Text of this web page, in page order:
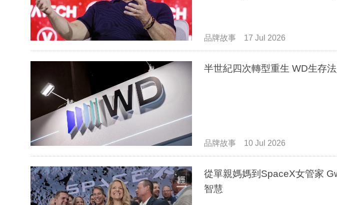
品牌故事 17 Jul 2026
半世紀四次轉型重生 WD生存
品牌故事 10 Jul 2026
從單親媽媽到SpaceX女管家
智慧